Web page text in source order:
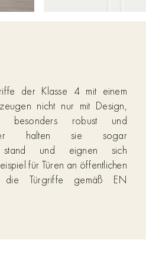
der Klasse 4 mit einem
nicht nur mit Design,
besonders robust und
halten sie sogar
stand und eignen sich
für Türen an öffentlichen
Türgriffe gemäß EN